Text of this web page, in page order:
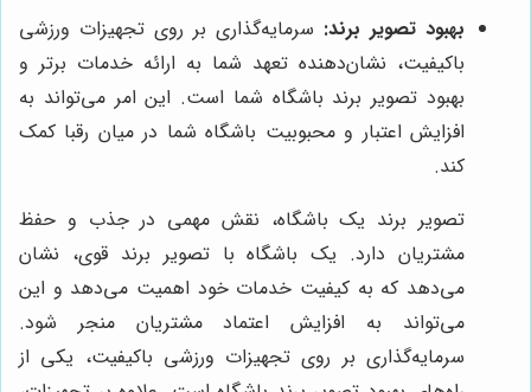
بهبود تصویر برند: سرمایه‌گذاری بر روی تجهیزات ورزشی
باکیفیت، نشان‌دهنده تعهد شما به ارائه خدمات برتر و
بهبود تصویر برند باشگاه شما است. این امر می‌تواند به
افزایش اعتبار و محبوبیت باشگاه شما در میان رقبا کمک
کند.
تصویر برند یک باشگاه، نقش مهمی در جذب و حفظ
مشتریان دارد. یک باشگاه با تصویر برند قوی، نشان
می‌دهد که به کیفیت خدمات خود اهمیت می‌دهد و این
می‌تواند به افزایش اعتماد مشتریان منجر شود.
سرمایه‌گذاری بر روی تجهیزات ورزشی باکیفیت، یکی از